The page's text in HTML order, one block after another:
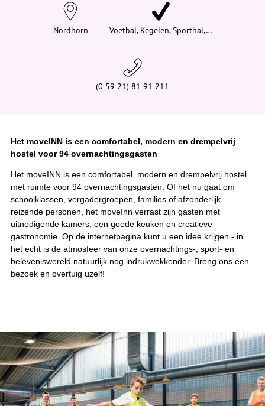
Nordhorn Voetbal, Kegelen, Sporthal,…
(0 59 21) 81 91 211
Het moveINN is een comfortabel, modern en drempelvrij
hostel voor 94 overnachtingsgasten
Het moveINN is een comfortabel, modern en drempelvrij hostel
met ruimte voor 94 overnachtingsgasten. Of het nu gaat om
schoolklassen, vergadergroepen, families of afzonderlijk
reizende personen, het moveInn verrast zijn gasten met
uitnodigende kamers, een goede keuken en creatieve
gastronomie. Op de internetpagina kunt u een idee krijgen - in
het echt is de atmosfeer van onze overnachtings-, sport- en
beleveniswereld natuurlijk nog indrukwekkender. Breng ons een
bezoek en overtuig uzelf!